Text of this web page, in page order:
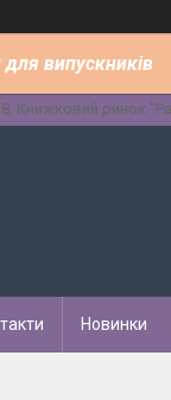
для випускників
Книжковий ринок
Новинки